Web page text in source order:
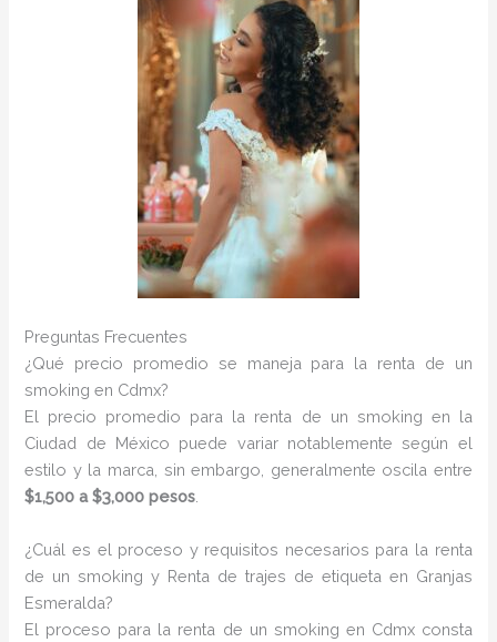
Preguntas Frecuentes
¿Qué precio promedio se maneja para la renta de un
smoking en Cdmx?
El precio promedio para la renta de un smoking en la
Ciudad de México puede variar notablemente según el
estilo y la marca, sin embargo, generalmente oscila entre
$1,500 a $3,000 pesos
¿Cuál es el proceso y requisitos necesarios para la renta
de un smoking y Renta de trajes de etiqueta en Granjas
Esmeralda?
El proceso para la renta de un smoking en Cdmx consta